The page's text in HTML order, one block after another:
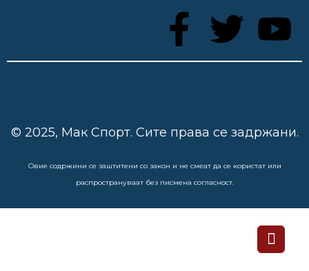
© 2025, Мак Спорт. Сите права се задржани.
Овие содржини се заштитени со закон и не смеат да се користат или
распространуваат без писмена согласност.